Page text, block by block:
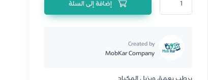
Created by
MobKar Company